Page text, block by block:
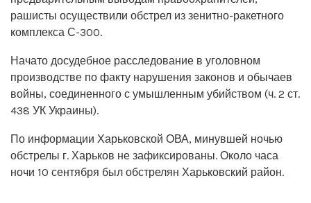
рашисты осуществили обстрел из зенитно-ракетного
комплекса С-300.
Начато досудебное расследование в уголовном
производстве по факту нарушения законов и обычаев
войны, соединенного с умышленным убийством (ч. 2 ст.
438 УК Украины).
По информации Харьковской ОВА, минувшей ночью
обстрелы г. Харьков не зафиксированы. Около часа
ночи 10 сентября был обстрелян Харьковский район.